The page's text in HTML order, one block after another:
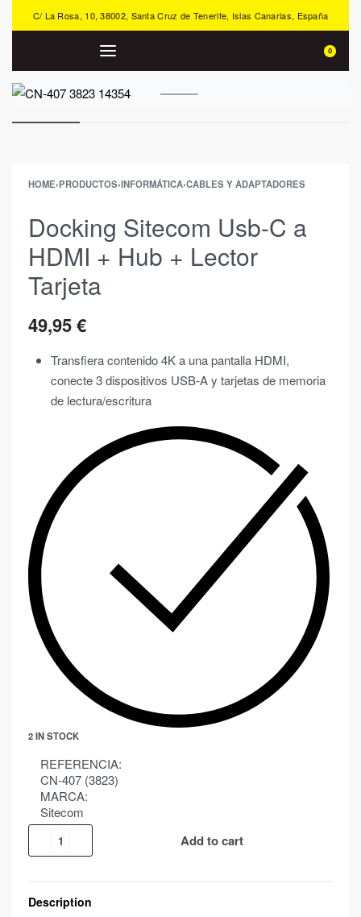
C/ La Rosa, 10, 38002, Santa Cruz de Tenerife, Islas Canarias, España
0
HOME›PRODUCTOS›INFORMÁTICA›CABLES Y ADAPTADORES
Docking Sitecom Usb-C a
HDMI + Hub + Lector
Tarjeta
49,95€
Transfiera contenido 4K a una pantalla HDMI,
conecte 3 dispositivos USB-A y tarjetas de memoria
de lectura/escritura
2 IN STOCK
REFERENCIA:
CN-407 (3823)
MARCA:
Sitecom
Add to cart
Description